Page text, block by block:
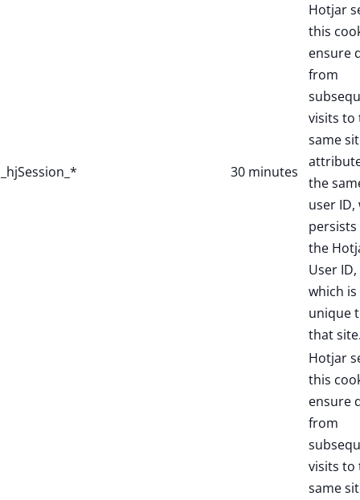
_hjSession_* 30 minutes
Hotjar
this
ensure
from
visits to
same
the
user ID,
persists
the
User ID,
which is
unique
that
Hotjar
this
ensure
from
visits to
same